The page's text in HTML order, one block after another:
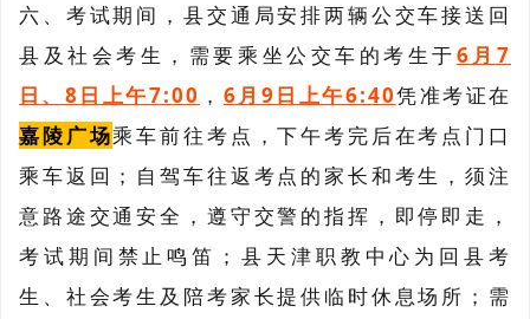
六、考试期间，县交通局安排两辆公交车接送回
县及社会考生，需要乘坐公交车的考生于6月7
日、8日上午7:00 ， 6月9日上午6:40凭准考证在
嘉陵广场乘车前往考点，下午考完后在考点门口
乘车返回；自驾车往返考点的家长和考生，须注
意路途交通安全，遵守交警的指挥，即停即走，
考试期间禁止鸣笛；县天津职教中心为回县考
生、社会考生及陪考家长提供临时休息场所；需